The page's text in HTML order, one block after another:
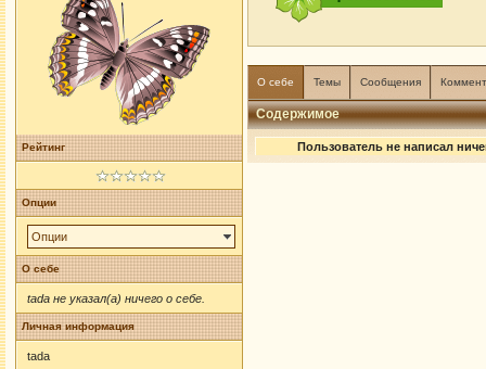
Рейтинг
Опции
Опции
О себе
tada не указал(а) ничего о себе.
Личная информация
tada
О себе Темы Сообщения
Содержимое
Пользователь не написал